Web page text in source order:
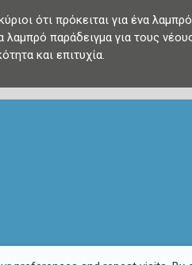
ότι πρόκειται για ένα
παράδειγμα για τους
και επιτυχία.